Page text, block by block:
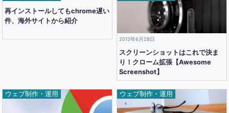
再インストールしてもchrome遅い
件、海外サイトから紹介
2013年6月28日
スクリーンショットはこれで決ま
り！クローム拡張【Awesome
Screenshot】
ウェブ制作・運用 ウェブ制作・運用